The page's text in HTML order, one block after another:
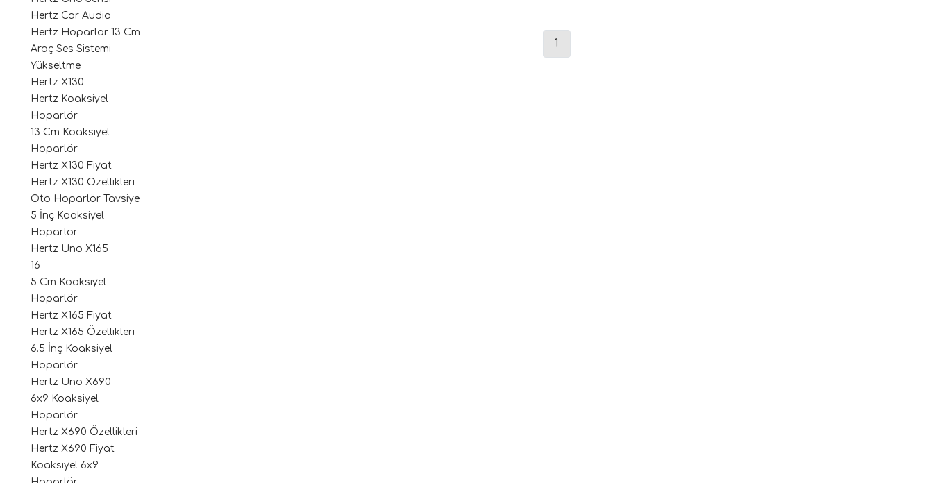
Hertz Car Audio
Hertz Hoparlör 13 Cm
Araç Ses Sistemi
Yükseltme
Hertz X130
Hertz Koaksiyel
Hoparlör
13 Cm Koaksiyel
Hoparlör
Hertz X130 Fiyat
Hertz X130 Özellikleri
Oto Hoparlör Tavsiye
5 İnç Koaksiyel
Hoparlör
Hertz Uno X165
16
5 Cm Koaksiyel
Hoparlör
Hertz X165 Fiyat
Hertz X165 Özellikleri
6.5 İnç Koaksiyel
Hoparlör
Hertz Uno X690
6x9 Koaksiyel
Hoparlör
Hertz X690 Özellikleri
Hertz X690 Fiyat
Koaksiyel 6x9
1